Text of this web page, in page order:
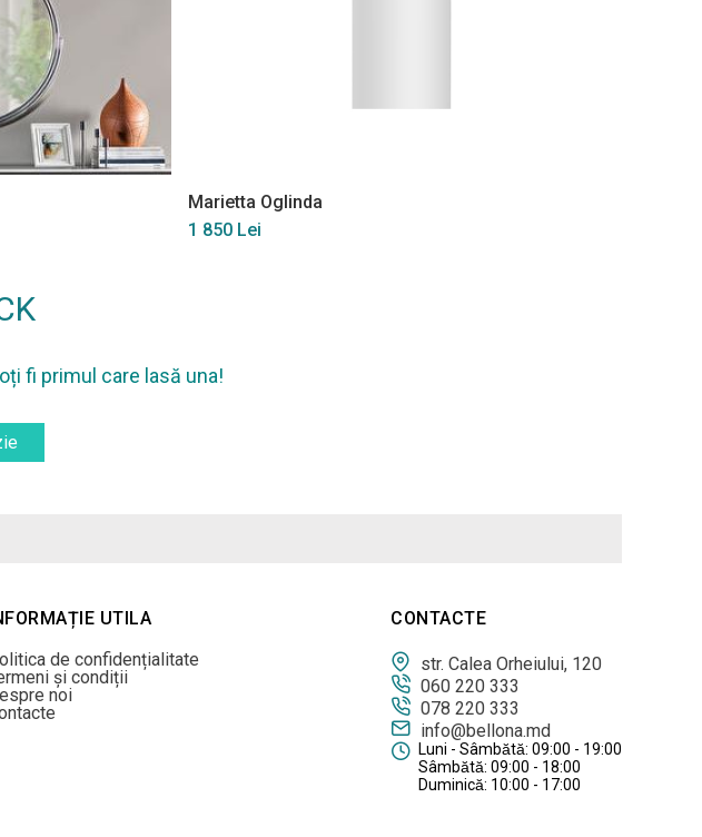
Marietta Oglinda
1 850 Lei
fi primul care lasă una!
UTILA
de confidențialitate
și condiții
noi
CONTACTE
str. Calea Orheiului, 120
060 220 333
078 220 333
info@bellona.md
Luni - Sâmbătă: 09:00 - 19:00
Sâmbătă: 09:00 - 18:00
Duminică: 10:00 - 17:00